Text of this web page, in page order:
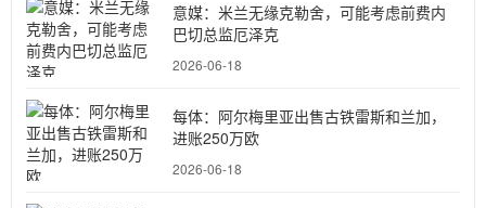
意媒：米兰无缘克勒舍，可能考虑前费内
巴切总监厄泽克
2026-06-18
每体：阿尔梅里亚出售古铁雷斯和兰加，
进账250万欧
2026-06-18